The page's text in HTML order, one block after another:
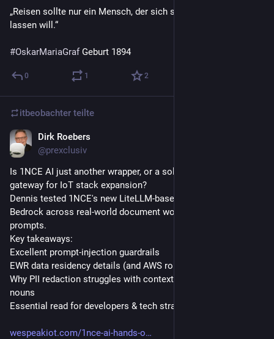
„Reisen sollte nur ein Mensch, der sich ständig überraschen
lassen will.“
#OskarMariaGraf Geburt 1894
0 1 2
itbeobachter teilte
Dirk Roebers
@prexclusiv
Is 1NCE AI just another wrapper, or a solid EU-hosted LLM
gateway for IoT stack expansion?
Dennis tested 1NCE's new LiteLLM-based gateway on AWS
Bedrock across real-world document workflows and security
prompts.
Key takeaways:
Excellent prompt-injection guardrails
EWR data residency details (and AWS routing nuances)
Why PII redaction struggles with context-dependent German
nouns
Essential read for developers & tech strategists:
wespeakiot.com/1nce-ai-hands-o